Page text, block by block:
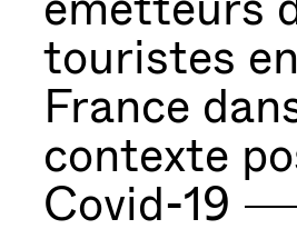
touristes en
France
contexte
Covid-19